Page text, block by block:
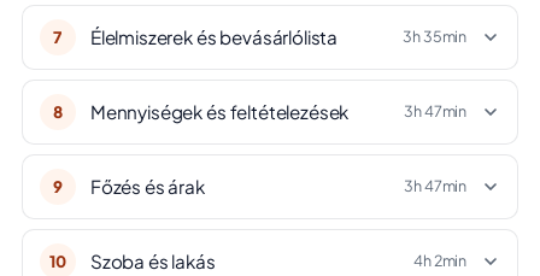
7 Élelmiszerek és bevásárlólista 3h 35min
8 Mennyiségek és feltételezések 3h 47min
9 Főzés és árak 3h 47min
10 Szoba és lakás 4h 2min